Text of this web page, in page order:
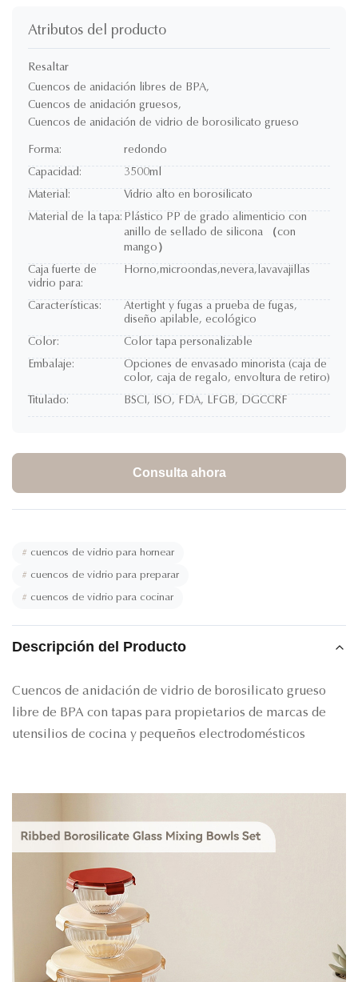
Atributos del producto
Resaltar
Cuencos de anidación libres de BPA,
Cuencos de anidación gruesos,
Cuencos de anidación de vidrio de borosilicato grueso
Forma:
redondo
Capacidad:
3500ml
Material:
Vidrio alto en borosilicato
Material de la tapa: Plástico PP de grado alimenticio con
anillo de sellado de silicona （con
mango）
Caja fuerte de
vidrio para:
Horno,microondas,nevera,lavavajillas
Características:
Atertight y fugas a prueba de fugas,
diseño apilable, ecológico
Color:
Color tapa personalizable
Embalaje:
Opciones de envasado minorista (caja de
color, caja de regalo, envoltura de retiro)
Titulado:
BSCI, ISO, FDA, LFGB, DGCCRF
Consulta ahora
# cuencos de vidrio para hornear
# cuencos de vidrio para preparar
# cuencos de vidrio para cocinar
Descripción del Producto
Cuencos de anidación de vidrio de borosilicato grueso
libre de BPA con tapas para propietarios de marcas de
utensilios de cocina y pequeños electrodomésticos